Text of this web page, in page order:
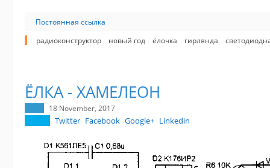
Постоянная ссылка
радиоконструктор
новый год ёлочка гирлянда
ЁЛКА - ХАМЕЛЕОН
18 November, 2017
Twitter Facebook Google+ Linkedin